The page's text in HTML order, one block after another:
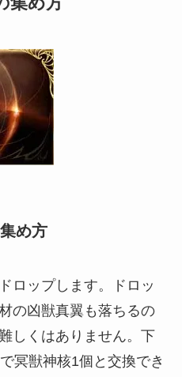
め方
ロップします。ドロッ
の凶獣真翼も落ちるの
しくはありません。下
冥獣神核1個と交換でき